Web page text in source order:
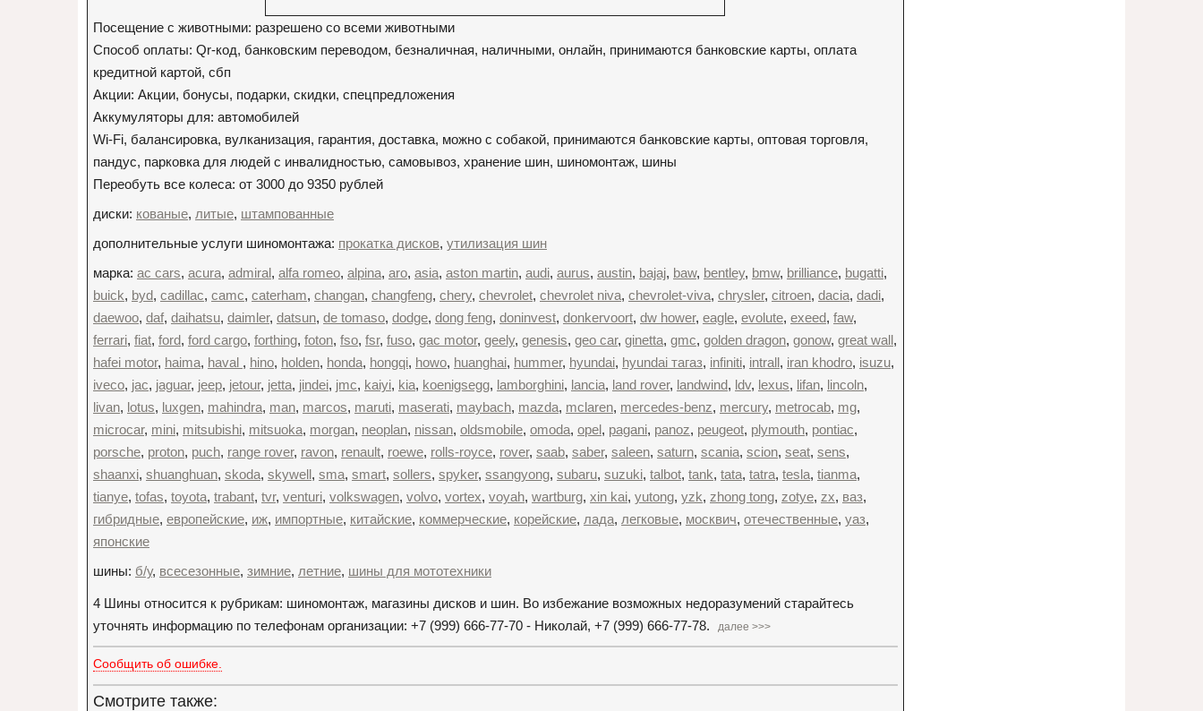
Посещение с животными: разрешено со всеми животными
Способ оплаты: Qr-код, банковским переводом, безналичная, наличными, онлайн, принимаются банковские карты, оплата
кредитной картой, сбп
Акции: Акции, бонусы, подарки, скидки, спецпредложения
Аккумуляторы для: автомобилей
Wi-Fi, балансировка, вулканизация, гарантия, доставка, можно с собакой, принимаются банковские карты, оптовая торговля,
пандус, парковка для людей с инвалидностью, самовывоз, хранение шин, шиномонтаж, шины
Переобуть все колеса: от 3000 до 9350 рублей
диски: кованые, литые, штампованные
дополнительные услуги шиномонтажа: прокатка дисков, утилизация шин
марка: ac cars, acura, admiral, alfa romeo, alpina, aro, asia, aston martin, audi, aurus, austin, bajaj, baw, bentley, bmw, brilliance, bugatti,
buick, byd, cadillac, camc, caterham, changan, changfeng, chery, chevrolet, chevrolet niva, chevrolet-viva, chrysler, citroen, dacia, dadi,
daewoo, daf, daihatsu, daimler, datsun, de tomaso, dodge, dong feng, doninvest, donkervoort, dw hower, eagle, evolute, exeed, faw,
ferrari, fiat, ford, ford cargo, forthing, foton, fso, fsr, fuso, gac motor, geely, genesis, geo car, ginetta, gmc, golden dragon, gonow, great wall,
hafei motor, haima, haval , hino, holden, honda, hongqi, howo, huanghai, hummer, hyundai, hyundai тагаз, infiniti, intrall, iran khodro, isuzu,
iveco, jac, jaguar, jeep, jetour, jetta, jindei, jmc, kaiyi, kia, koenigsegg, lamborghini, lancia, land rover, landwind, ldv, lexus, lifan, lincoln,
livan, lotus, luxgen, mahindra, man, marcos, maruti, maserati, maybach, mazda, mclaren, mercedes-benz, mercury, metrocab, mg,
microcar, mini, mitsubishi, mitsuoka, morgan, neoplan, nissan, oldsmobile, omoda, opel, pagani, panoz, peugeot, plymouth, pontiac,
porsche, proton, puch, range rover, ravon, renault, roewe, rolls-royce, rover, saab, saber, saleen, saturn, scania, scion, seat, sens,
shaanxi, shuanghuan, skoda, skywell, sma, smart, sollers, spyker, ssangyong, subaru, suzuki, talbot, tank, tata, tatra, tesla, tianma,
tianye, tofas, toyota, trabant, tvr, venturi, volkswagen, volvo, vortex, voyah, wartburg, xin kai, yutong, yzk, zhong tong, zotye, zx, ваз,
гибридные, европейские, иж, импортные, китайские, коммерческие, корейские, лада, легковые, москвич, отечественные, уаз,
японские
шины: б/у, всесезонные, зимние, летние, шины для мототехники
4 Шины относится к рубрикам: шиномонтаж, магазины дисков и шин. Во избежание возможных недоразумений старайтесь
уточнять информацию по телефонам организации: +7 (999) 666-77-70 - Николай, +7 (999) 666-77-78.
далее >>>
Сообщить об ошибке.
Смотрите также: